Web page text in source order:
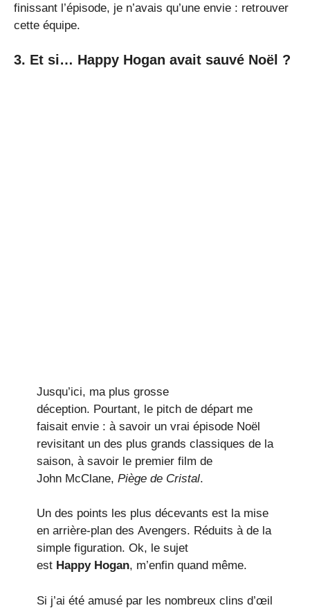
finissant l’épisode, je n’avais qu’une envie : retrouver
cette équipe.
3. Et si… Happy Hogan avait sauvé Noël ?
Jusqu’ici, ma plus grosse
déception. Pourtant, le pitch de départ me
faisait envie : à savoir un vrai épisode Noël
revisitant un des plus grands classiques de la
saison, à savoir le premier film de
John McClane, Piège de Cristal.
Un des points les plus décevants est la mise
en arrière-plan des Avengers. Réduits à de la
simple figuration. Ok, le sujet
est Happy Hogan, m’enfin quand même.
Si j’ai été amusé par les nombreux clins d’œil